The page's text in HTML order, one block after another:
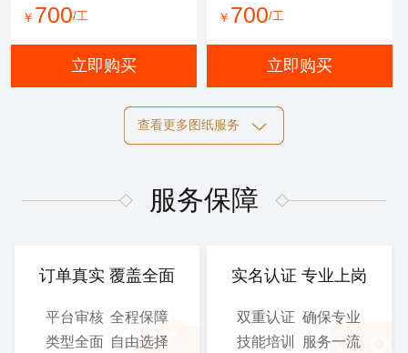
￥ 700/工
立即购买
￥ 700/工
立即购买
图、 电气施工图等
可选服务：设计院盖章
800/工
电气施工图
图、 电气施工图等
可选服务：设计院盖章
900/工
查看更多图纸服务
服务保障
订单真实 覆盖全面
平台审核 全程保障
类型全面 自由选择
实名认证 专业上岗
双重认证 确保专业
技能培训
服务一流